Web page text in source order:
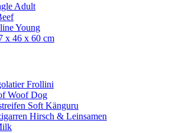
Adult
Young
x 46 x 60 cm
Frollini
Woof Dog
Soft Känguru
Hirsch & Leinsamen